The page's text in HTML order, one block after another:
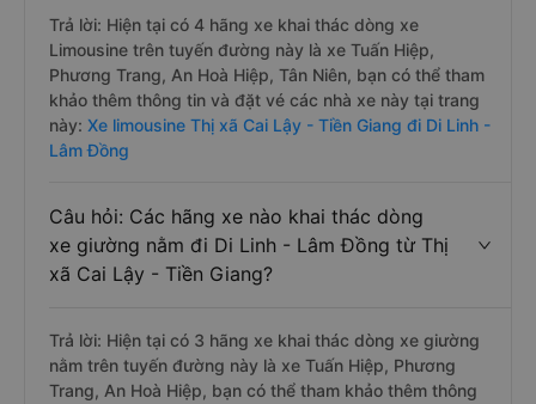
Trả lời: Hiện tại có 4 hãng xe khai thác dòng xe
Limousine trên tuyến đường này là xe Tuấn Hiệp,
Phương Trang, An Hoà Hiệp, Tân Niên, bạn có thể tham
khảo thêm thông tin và đặt vé các nhà xe này tại trang
này: Xe limousine Thị xã Cai Lậy - Tiền Giang đi Di Linh -
Lâm Đồng
Câu hỏi: Các hãng xe nào khai thác dòng
xe giường nằm đi Di Linh - Lâm Đồng từ Thị
xã Cai Lậy - Tiền Giang?
Trả lời: Hiện tại có 3 hãng xe khai thác dòng xe giường
nằm trên tuyến đường này là xe Tuấn Hiệp, Phương
Trang, An Hoà Hiệp, bạn có thể tham khảo thêm thông